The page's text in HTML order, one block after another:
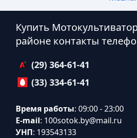
Купить
районе контакты
(29) 364-61-41
(33) 334-61-41
Время работы: 09:00 - 23:00
E-mail: 100sotok.by@mail.ru
УНП: 193543133